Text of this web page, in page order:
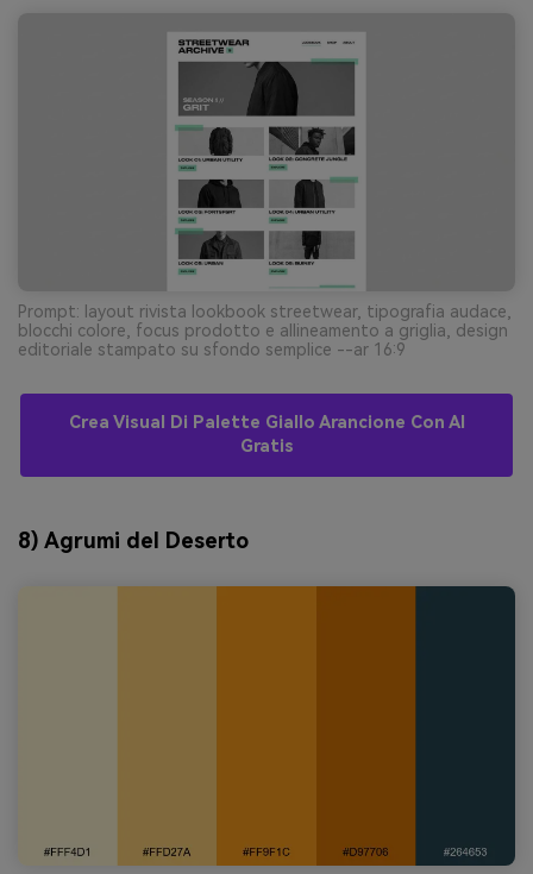
Prompt: layout rivista lookbook streetwear, tipografia audace,
blocchi colore, focus prodotto e allineamento a griglia, design
editoriale stampato su sfondo semplice --ar 16:9
Crea Visual Di Palette Giallo Arancione Con AI
Gratis
8) Agrumi del Deserto